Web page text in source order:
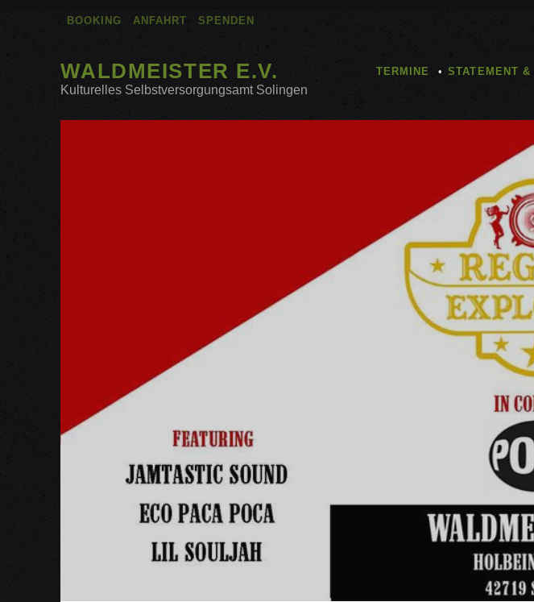
BOOKING ANFAHRT SPENDEN
WALDMEISTER E.V.
Kulturelles Selbstversorgungsamt Solingen
TERMINE STATEMENT &